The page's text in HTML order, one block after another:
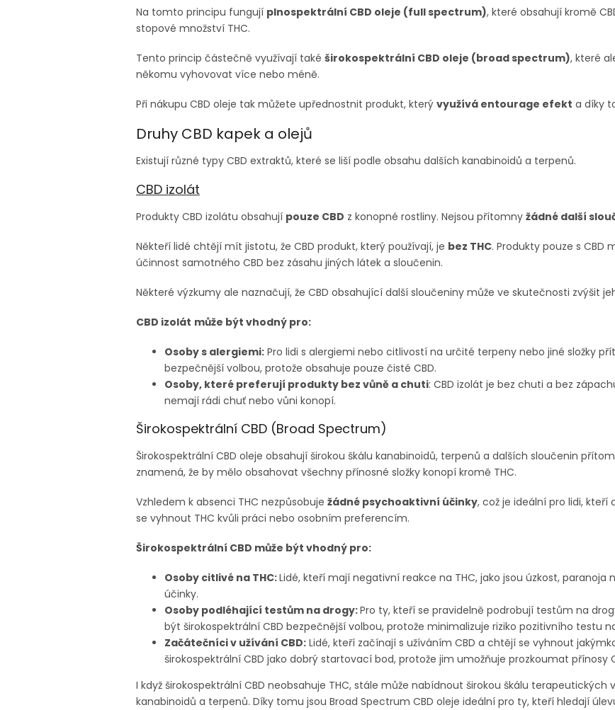
Na tomto principu fungují plnospektrální CBD oleje (full spectrum), které obsahují kromě
stopové množství THC.
Tento princip částečně využívají také širokospektrální CBD oleje (broad spectrum), které
někomu vyhovovat více nebo méně.
Při nákupu CBD oleje tak můžete upřednostnit produkt, který využívá entourage efekt a díky
Druhy CBD kapek a olejů
Existují různé typy CBD extraktů, které se liší podle obsahu dalších kanabinoidů a terpenů.
CBD izolát
Produkty CBD izolátu obsahují pouze CBD z konopné rostliny. Nejsou přítomny žádné další
Někteří lidé chtějí mít jistotu, že CBD produkt, který používají, je bez THC. Produkty pouze s
účinnost samotného CBD bez zásahu jiných látek a sloučenin.
Některé výzkumy ale naznačují, že CBD obsahující další sloučeniny může ve skutečnosti zvýšit
CBD izolát může být vhodný pro:
Osoby s alergiemi: Pro lidi s alergiemi nebo citlivostí na určité terpeny nebo jiné složky
bezpečnější volbou, protože obsahuje pouze čisté CBD.
Osoby, které preferují produkty bez vůně a chuti: CBD izolát je bez chuti a bez
nemají rádi chuť nebo vůni konopí.
Širokospektrální CBD (Broad Spectrum)
Širokospektrální CBD oleje obsahují širokou škálu kanabinoidů, terpenů a dalších sloučenin
znamená, že by mělo obsahovat všechny přínosné složky konopí kromě THC.
Vzhledem k absenci THC nezpůsobuje žádné psychoaktivní účinky, což je ideální pro lidi,
se vyhnout THC kvůli práci nebo osobním preferencím.
Širokospektrální CBD může být vhodný pro:
Osoby citlivé na THC:Lidé, kteří mají negativní reakce na THC, jako jsou úzkost,
účinky.
Osoby podléhající testům na drogy:Pro ty, kteří se pravidelně podrobují testům na
být širokospektrální CBD bezpečnější volbou, protože minimalizuje riziko pozitivního testu
Začátečníci v užívání CBD: Lidé, kteří začínají s užíváním CBD a chtějí se vyhnout
širokospektrální CBD jako dobrý startovací bod, protože jim umožňuje prozkoumat přínosy
I když širokospektrální CBD neobsahuje THC, stále může nabídnout širokou škálu
kanabinoidů a terpenů. Díky tomu jsou Broad Spectrum CBD oleje ideální pro ty, kteří hledají